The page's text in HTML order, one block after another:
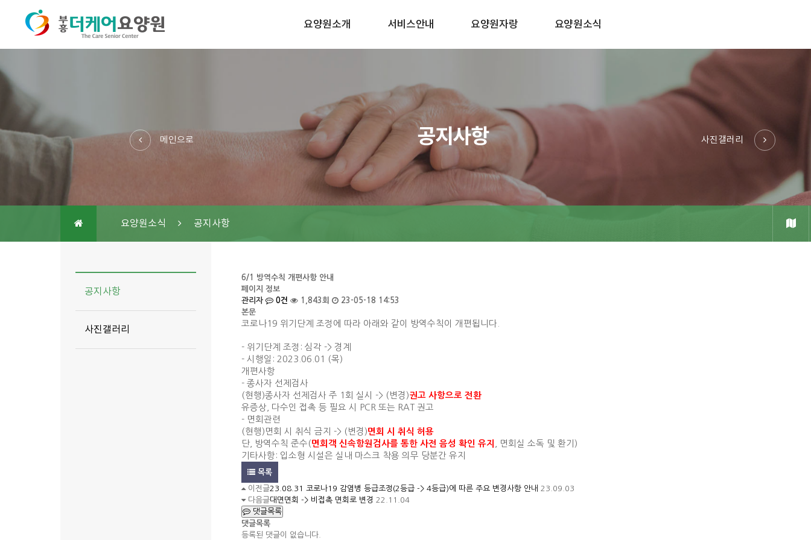
요양원소개 서비스안내 요양원자랑 요양원소식
공지사항
메인으로 사진갤러리
요양원소식 공지사항
공지사항
사진갤러리
6/1 방역수칙 개편사항 안내
페이지 정보
관리자
0건 1,843회
23-05-18 14:53
본문
코로나19 위기단계 조정에 따라 아래와 같이 방역수칙이 개편됩니다.
- 위기단계 조정: 심각 -> 경계
- 시행일: 2023.06.01 (목)
개편사항
- 종사자 선제검사
(현행)종사자 선제검사 주 1회 실시 -> (변경)권고 사항으로 전환
유증상, 다수인 접촉 등 필요 시 PCR 또는 RAT 권고
- 면회관련
(현행)면회 시 취식 금지 -> (변경)면회 시 취식 허용
단, 방역수칙 준수(면회객 신속항원검사를 통한 사전 음성 확인 유지
, 면회실 소독 및 환기)
기타사항: 입소형 시설은 실내 마스크 착용 의무 당분간 유지
목록
이전글23.08.31 코로나19 감염병 등급조정(2등급 -> 4등급)에 따른 주요 변경사항 안내 23.09.03
다음글대면면회 -> 비접촉 면회로 변경 22.11.04
댓글목록
댓글목록
등록된 댓글이 없습니다.